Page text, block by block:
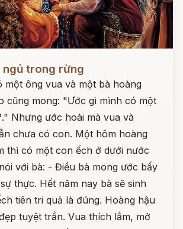
ngủ trong rừng
một ông vua và một bà hoàng
cũng mong: "Ước gì mình có một
Nhưng ước hoài mà vua và
chưa có con. Một hôm hoàng
thì có một con ếch ở dưới nước
với bà: - Điều bà mong ước bấy
thực. Hết năm nay bà sẽ sinh
tiên tri quả là đúng. Hoàng hậu
tuyệt trần. Vua thích lắm, mở